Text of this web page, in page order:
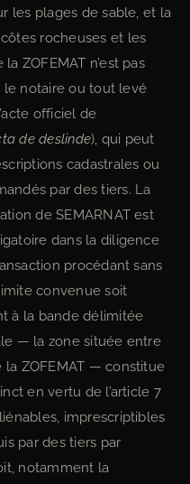
les plages de sable, et la
rocheuses et les
ZOFEMAT n’est pas
le notaire ou tout levé
officiel de
de deslinde), qui peut
cadastrales ou
par des tiers. La
de SEMARNAT est
dans la diligence
procédant sans
convenue soit
à la bande délimitée
— la zone située entre
ZOFEMAT — constitue
en vertu de l’article 7
imprescriptibles
par des tiers par
notamment la